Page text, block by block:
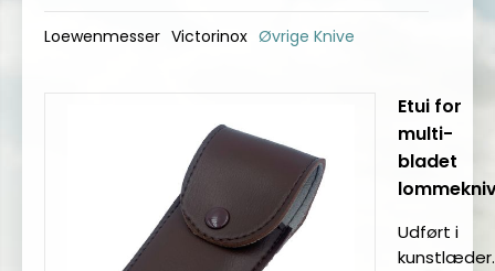
Loewenmesser Victorinox Øvrige Knive
Etui for
multi-
bladet
Udført i
kunstlæder.